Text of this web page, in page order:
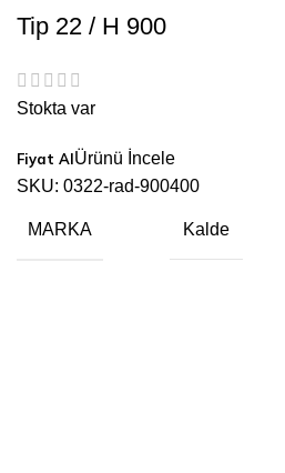
Tip 22 / H 900
Stokta var
Ürünü İncele
SKU: 0322-rad-900400
MARKA Kalde